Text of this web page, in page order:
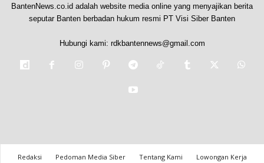
BantenNews.co.id adalah website media online yang menyajikan berita
seputar Banten berbadan hukum resmi PT Visi Siber Banten
Hubungi kami: rdkbantennews@gmail.com
Redaksi Pedoman Media Siber Tentang Kami
Lowongan Kerja